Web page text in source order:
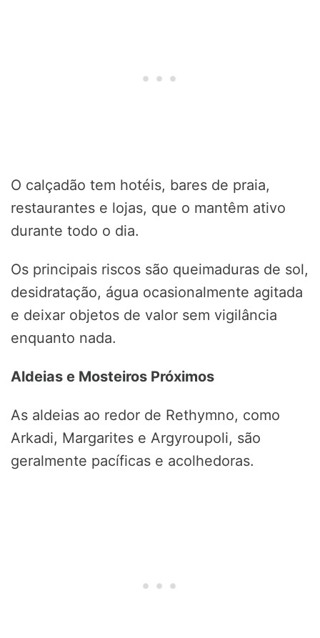
O calçadão tem hotéis, bares de praia,
restaurantes e lojas, que o mantêm ativo
durante todo o dia.
Os principais riscos são queimaduras de sol,
desidratação, água ocasionalmente agitada
e deixar objetos de valor sem vigilância
enquanto nada.
Aldeias e Mosteiros Próximos
As aldeias ao redor de Rethymno, como
Arkadi, Margarites e Argyroupoli, são
geralmente pacíficas e acolhedoras.